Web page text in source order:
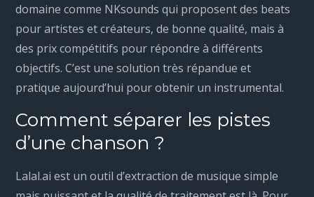
domaine comme NKsounds qui proposent des beats
pour artistes et créateurs, de bonne qualité, mais à
des prix compétitifs pour répondre à différents
objectifs. C’est une solution très répandue et
pratique aujourd’hui pour obtenir un instrumental.
Comment séparer les pistes
d’une chanson ?
Lalal.ai est un outil d’extraction de musique simple